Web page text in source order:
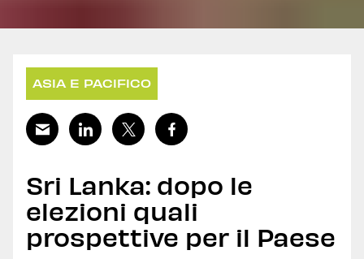
ASIA E PACIFICO
Sri Lanka: dopo le
elezioni quali
prospettive per il Paese